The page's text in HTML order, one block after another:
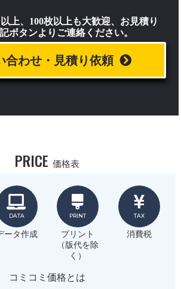
上、100枚以上も大歓迎、お見積り
ボタンよりご連絡ください。
合わせ・見積り依頼
PRICE 価格表
DATA
ータ作成
PRINT
プリント
（版代を除
く）
TAX
消費税
コミコミ価格とは